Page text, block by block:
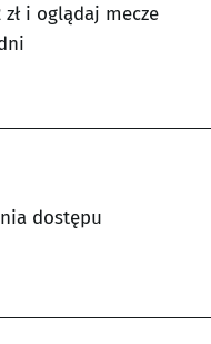
i oglądaj mecze
dostępu